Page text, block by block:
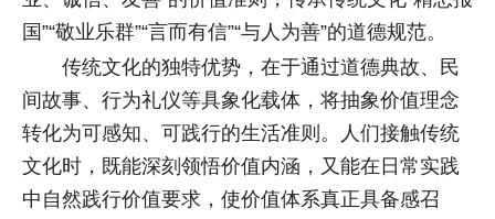
国”“敬业乐群”“言而有信”“与人为善”的道德规范。
传统文化的独特优势，在于通过道德典故、民
间故事、行为礼仪等具象化载体，将抽象价值理念
转化为可感知、可践行的生活准则。人们接触传统
文化时，既能深刻领悟价值内涵，又能在日常实践
中自然践行价值要求，使价值体系真正具备感召